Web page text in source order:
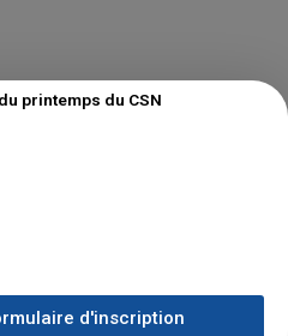
printemps du CSN
d'inscription